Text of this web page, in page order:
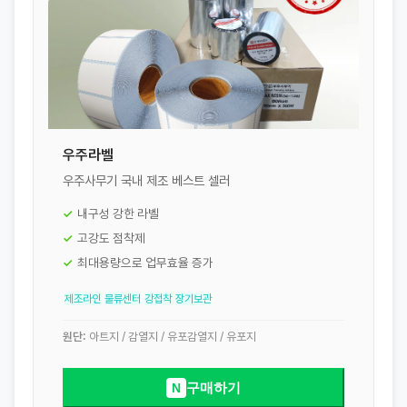
우주라벨
우주사무기 국내 제조 베스트 셀러
내구성 강한 라벨
고강도 점착제
최대용량으로 업무효율 증가
제조라인 물류센터 강접착 장기보관
원단: 아트지 / 감열지 / 유포감열지 / 유포지
N 구매하기